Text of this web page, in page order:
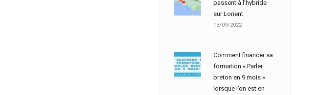
passent à l’hybride
sur Lorient
13/09/2022
Comment financer sa
formation « Parler
breton en 9 mois »
lorsque l’on est en